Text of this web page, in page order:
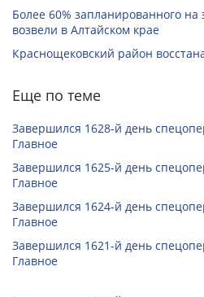
Более 60% запланированного на
возвели в Алтайском крае
Краснощековский район
Еще по теме
Завершился 1628-й день
Главное
Завершился 1625-й день
Главное
Завершился 1624-й день
Главное
Завершился 1621-й день
Главное